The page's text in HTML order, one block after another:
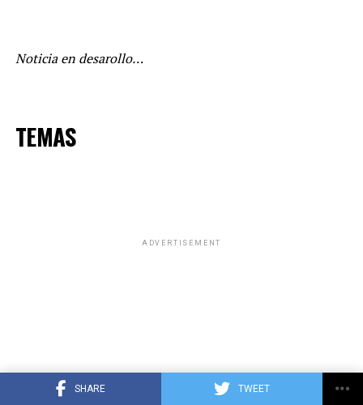
SHARE TWEET
Noticia en desarollo…
TEMAS
ADVERTISEMENT